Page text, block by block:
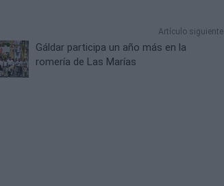
Artículo siguiente
Gáldar participa un año más en la
romería de Las Marías